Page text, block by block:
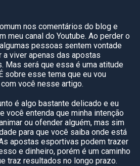
nos comentários do blog e
meu canal do Youtube. Ao perder o
pessoas sentem vontade
a viver apenas das apostas
Mas será que essa é uma atitude
sobre esse tema que eu vou
você nesse artigo.
é algo bastante delicado e eu
você entenda que minha intenção
ou ofender alguém, mas sim
para que você saiba onde está
apostas esportivas podem trazer
e dinheiro, porém é um caminho
traz resultados no longo prazo.